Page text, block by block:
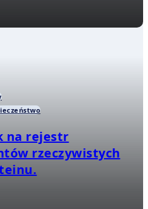
na rejestr
rzeczywistych